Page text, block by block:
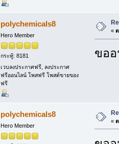
polychemicals8
Hero Member
กระทู้: 8181
เวบลงประกาศฟรี, ลงประกาศ
ฟรีออนไลน์ โพสฟรี โพสต์ขายของ
ฟรี
«
ขอ
polychemicals8
Hero Member
«